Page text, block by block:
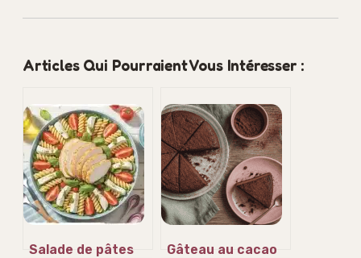
Articles Qui Pourraient Vous Intéresser :
Salade de pâtes
Gâteau au cacao